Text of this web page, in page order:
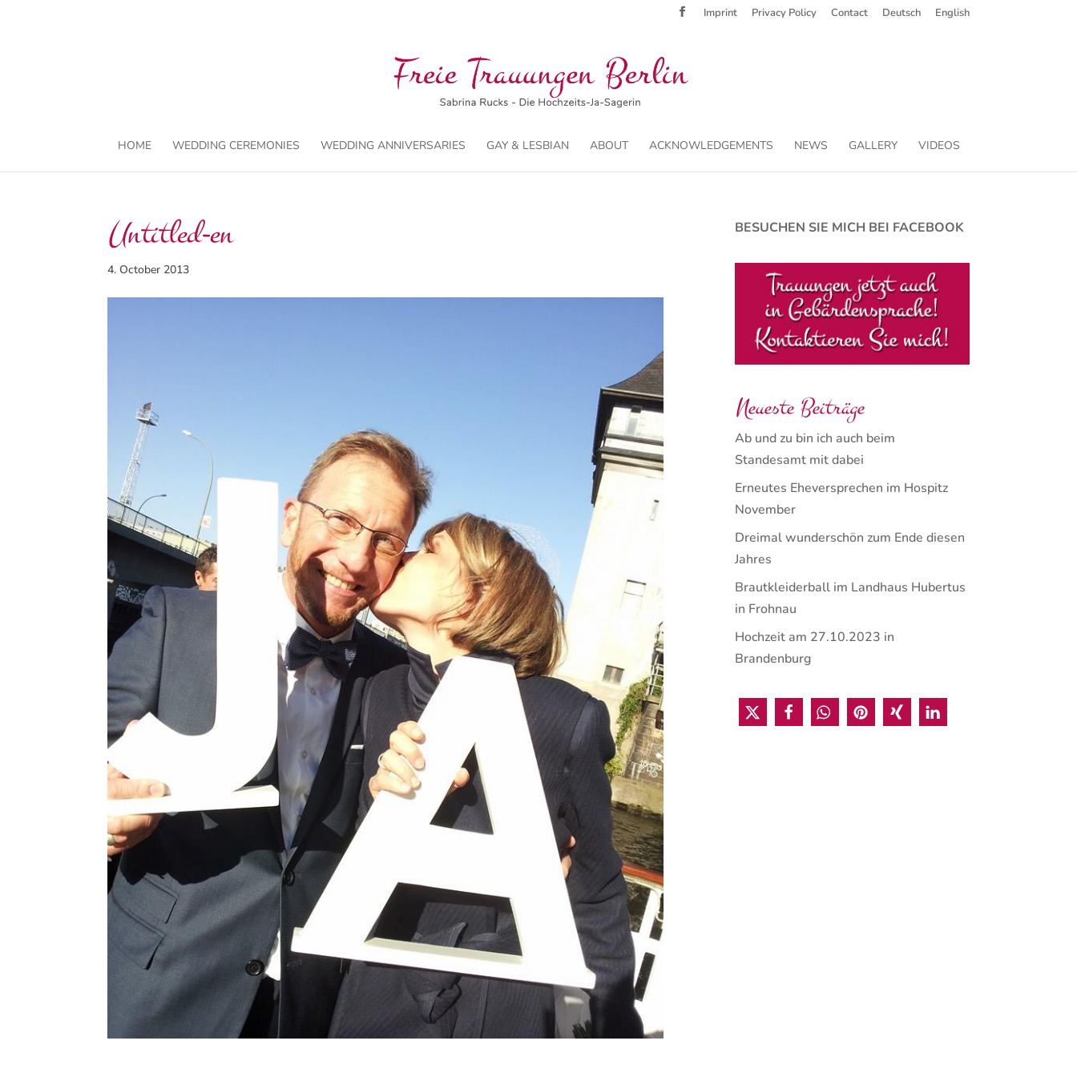
Imprint Privacy Policy Contact Deutsch English
HOME WEDDING CEREMONIES WEDDING ANNIVERSARIES GAY & LESBIAN ABOUT ACKNOWLEDGEMENTS NEWS GALLERY VIDEOS
Untitled-en
4. October 2013
BESUCHEN SIE MICH BEI FACEBOOK
Neueste Beiträge
Ab und zu bin ich auch beim
Standesamt mit dabei
Erneutes Eheversprechen im Hospitz
November
Dreimal wunderschön zum Ende diesen
Jahres
Brautkleiderball im Landhaus Hubertus
in Frohnau
Hochzeit am 27.10.2023 in
Brandenburg